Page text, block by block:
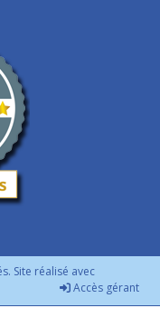
Site réalisé avec
Accès gérant